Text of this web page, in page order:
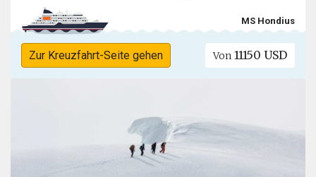
MS Hondius
Zur Kreuzfahrt-Seite gehen Von 11150 USD